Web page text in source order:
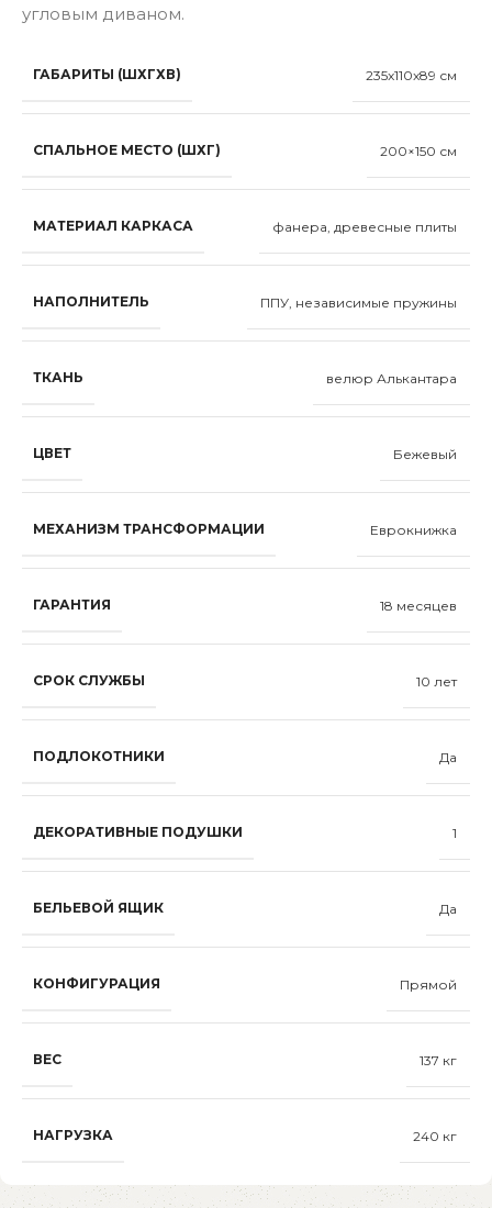
угловым диваном.
ГАБАРИТЫ (ШХГХВ) 235x110x89 см
СПАЛЬНОЕ МЕСТО (ШХГ) 200×150 см
МАТЕРИАЛ КАРКАСА фанера, древесные плиты
НАПОЛНИТЕЛЬ ППУ, независимые пружины
ТКАНЬ велюр Алькантара
ЦВЕТ Бежевый
МЕХАНИЗМ ТРАНСФОРМАЦИИ Еврокнижка
ГАРАНТИЯ 18 месяцев
СРОК СЛУЖБЫ 10 лет
ПОДЛОКОТНИКИ Да
ДЕКОРАТИВНЫЕ ПОДУШКИ 1
БЕЛЬЕВОЙ ЯЩИК Да
КОНФИГУРАЦИЯ Прямой
ВЕС 137 кг
НАГРУЗКА 240 кг